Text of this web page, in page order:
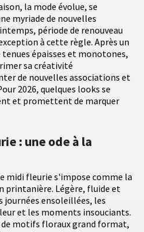
la mode évolue, se
myriade de nouvelles
période de renouveau
à cette règle. Après un
épaisses et monotones,
sa créativité
de nouvelles associations et
2026, quelques looks se
et promettent de marquer
: une ode à la
midi fleurie s'impose comme la
printanière. Légère, fluide et
journées ensoleillées, les
et les moments insouciants.
de motifs floraux grand format,